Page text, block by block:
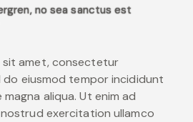
no sea sanctus est
sit amet, consectetur
do eiusmod tempor incididunt
aliqua. Ut enim ad
nostrud exercitation ullamco